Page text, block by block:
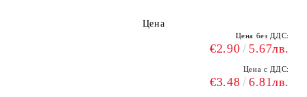
Цена
Цена без ДДС:
€2.90 5.67лв.
Цена с ДДС:
€3.48 6.81лв.